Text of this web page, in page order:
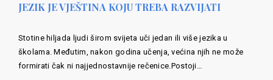
JEZIK JE VJEŠTINA KOJU TREBA RAZVIJATI
Stotine hiljada ljudi širom svijeta uči jedan ili više jezika u
školama. Međutim, nakon godina učenja, većina njih ne može
formirati čak ni najjednostavnije rečenice.Postoji…